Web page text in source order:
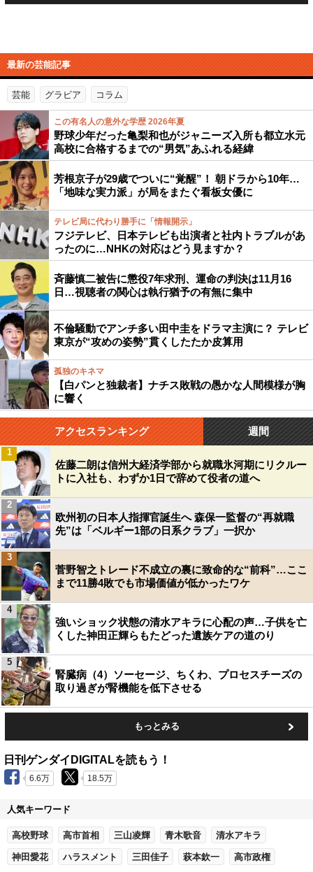
最新の芸能記事
芸能 グラビア コラム
この有名人の意外な学歴 2026年夏
野球少年だった亀梨和也がジャニーズ入所も都立水元
高校に合格するまでの“男気”あふれる経緯
芳根京子が29歳でついに“覚醒”！ 朝ドラから10年…
「地味な実力派」が局をまたぐ看板女優に
テレビ局に代わり勝手に「情報開示」
フジテレビ、日本テレビも出演者と社内トラブルがあ
ったのに…NHKの対応はどう見ますか？
斉藤慎二被告に懲役7年求刑、運命の判決は11月16
日…視聴者の関心は執行猶予の有無に集中
不倫騒動でアンチ多い田中圭をドラマ主演に？ テレビ
東京が“攻めの姿勢”貫くしたたか皮算用
孤独のキネマ
【白パンと独裁者】ナチス敗戦の愚かな人間模様が胸
に響く
アクセスランキング 週間
佐藤二朗は信州大経済学部から就職氷河期にリクルー
トに入社も、わずか1日で辞めて役者の道へ
1
欧州初の日本人指揮官誕生へ 森保一監督の“再就職
先”は「ベルギー1部の日系クラブ」一択か
2
菅野智之トレード不成立の裏に致命的な“前科”…ここ
まで11勝4敗でも市場価値が低かったワケ
3
強いショック状態の清水アキラに心配の声…子供を亡
くした神田正輝らもたどった遺族ケアの道のり
4
腎臓病（4）ソーセージ、ちくわ、プロセスチーズの
取り過ぎが腎機能を低下させる
5
もっとみる
日刊ゲンダイDIGITALを読もう！
6.6万 18.5万
人気キーワード
高校野球 高市首相 三山凌輝 青木歌音 清水アキラ
神田愛花 ハラスメント 三田佳子 萩本欽一 高市政権